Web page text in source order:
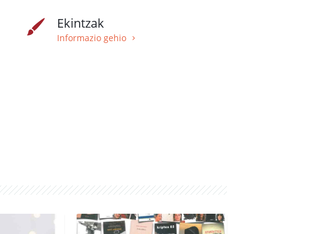
Ekintzak
Informazio gehio